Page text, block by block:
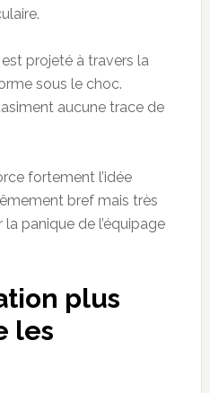
projeté à travers la
sous le choc.
aucune trace de
fortement l’idée
bref mais très
panique de l’équipage
plus
les